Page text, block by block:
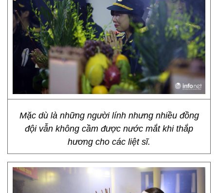
Mặc dù là những người lính nhưng nhiều đồng
đội vẫn không cầm được nước mắt khi thắp
hương cho các liệt sĩ.